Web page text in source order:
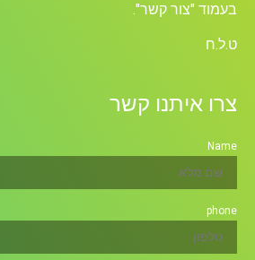
בעמוד "צור קשר".
ט.ל.ח
צרו איתנו קשר
Name
phone